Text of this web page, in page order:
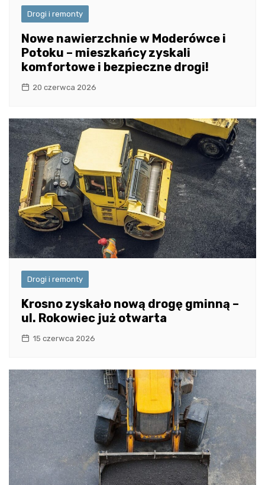
Drogi i remonty
Nowe nawierzchnie w Moderówce i
Potoku – mieszkańcy zyskali
komfortowe i bezpieczne drogi!
20 czerwca 2026
Drogi i remonty
Krosno zyskało nową drogę gminną –
ul. Rokowiec już otwarta
15 czerwca 2026